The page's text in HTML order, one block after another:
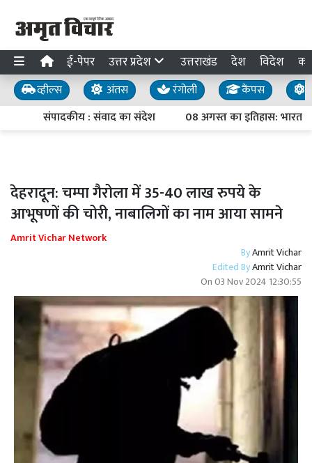
ई-पेपर उत्तर प्रदेश उत्तराखंड देश विदेश
व्हील्स अंतस रंगोली कैंपस
संपादकीय : संवाद का संदेश
08 अगस्त का इतिहास: भारत
देहरादून: चम्पा गैरोला में 35-40 लाख रुपये के
आभूषणों की चोरी, नाबालिगों का नाम आया सामने
Amrit Vichar Network
ByAmrit Vichar
Edited ByAmrit Vichar
On03 Nov 2024 12:30:55